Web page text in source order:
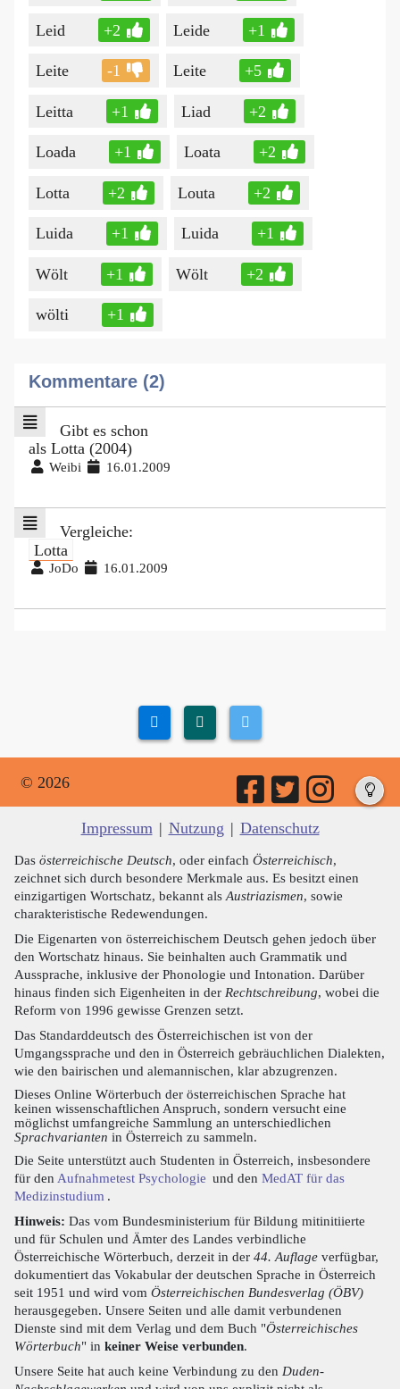
Leid +2 Leide +1
Leite -1 Leite +5
Leitta +1 Liad +2
Loada +1 Loata +2
Lotta +2 Louta +2
Luida +1 Luida +1
Wölt +1 Wölt +2
wölti +1
Kommentare (2)
Gibt es schon
als Lotta (2004)
Weibi 16.01.2009
Vergleiche:
Lotta
JoDo 16.01.2009
© 2026
Impressum | Nutzung | Datenschutz
Das österreichische Deutsch, oder einfach Österreichisch,
zeichnet sich durch besondere Merkmale aus. Es besitzt einen
einzigartigen Wortschatz, bekannt alsAustriazismen, sowie
charakteristische Redewendungen.
Die Eigenarten von österreichischem Deutsch gehen jedoch über
den Wortschatz hinaus. Sie beinhalten auch Grammatik und
Aussprache, inklusive der Phonologie und Intonation. Darüber
hinaus finden sich Eigenheiten in der Rechtschreibung, wobei die
Reform von 1996 gewisse Grenzen setzt.
Das Standarddeutsch des Österreichischen ist von der
Umgangssprache und den in Österreich gebräuchlichen Dialekten,
wie den bairischen und alemannischen, klar abzugrenzen.
Dieses Online Wörterbuch der österreichischen Sprache hat
keinen wissenschaftlichen Anspruch, sondern versucht eine
möglichst umfangreiche Sammlung an unterschiedlichen
Sprachvarianten in Österreich zu sammeln.
Die Seite unterstützt auch Studenten in Österreich, insbesondere
für den Aufnahmetest Psychologie und den MedAT für das
Medizinstudium .
Hinweis: Das vom Bundesministerium für Bildung mitinitiierte
und für Schulen und Ämter des Landes verbindliche
Österreichische Wörterbuch, derzeit in der 44. Auflage verfügbar,
dokumentiert das Vokabular der deutschen Sprache in Österreich
seit 1951 und wird vom Österreichischen Bundesverlag (ÖBV)
herausgegeben. Unsere Seiten und alle damit verbundenen
Dienste sind mit dem Verlag und dem Buch "Österreichisches
Wörterbuch" in keiner Weise verbunden.
Unsere Seite hat auch keine Verbindung zu den Duden-